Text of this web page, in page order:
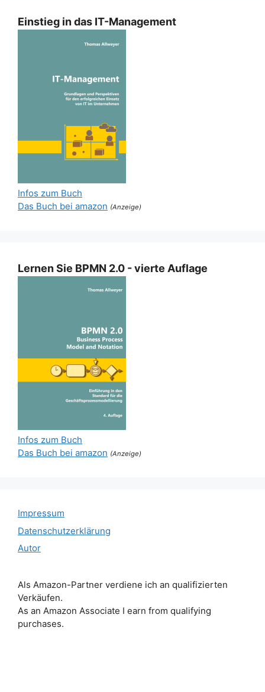
Einstieg in das IT-Management
Infos zum Buch
Das Buch bei amazon (Anzeige)
Lernen Sie BPMN 2.0 - vierte Auflage
Infos zum Buch
Das Buch bei amazon (Anzeige)
Impressum
Datenschutzerklärung
Autor
Als Amazon-Partner verdiene ich an qualifizierten
Verkäufen.
As an Amazon Associate I earn from qualifying
purchases.